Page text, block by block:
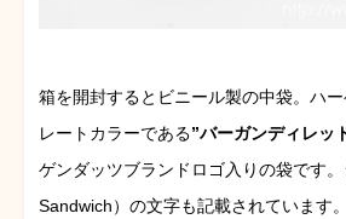
箱を開封するとビニール製の中袋。ハ
レートカラーである”バーガンディレッ
ゲンダッツブランドロゴ入りの袋です
Sandwich）の文字も記載されています